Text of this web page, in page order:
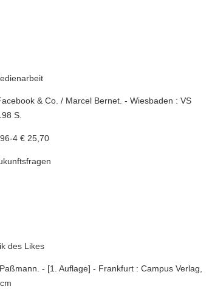
& Co. / Marcel Bernet. - Wiesbaden : VS
S.
4 € 25,70
des Likes
- [1. Auflage] - Frankfurt : Campus Verlag,